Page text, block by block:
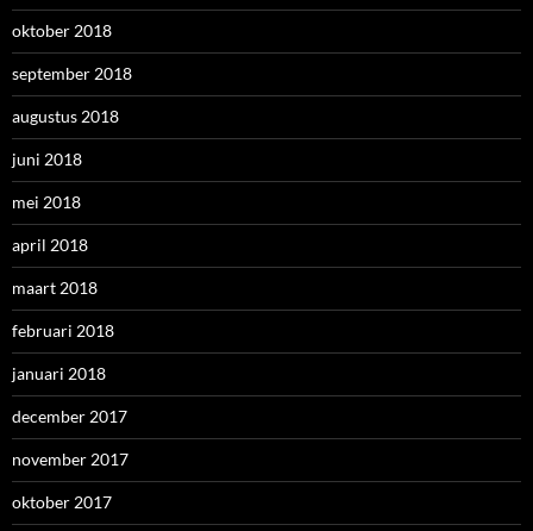
oktober 2018
september 2018
augustus 2018
juni 2018
mei 2018
april 2018
maart 2018
februari 2018
januari 2018
december 2017
november 2017
oktober 2017